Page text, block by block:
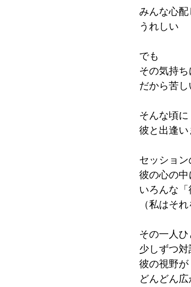
みんな心
うれしい
でも
その気持
だから苦し
そんな頃に
彼と出逢い
セッション
彼の心の中
いろんな「
（私はそれ
その一人ひ
少しずつ
彼の視野が
どんどん